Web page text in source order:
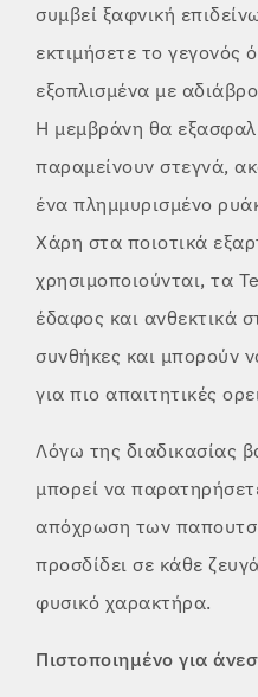
συμβεί ξαφνική
εκτιμήσετε το γεγονός
εξοπλισμένα με
Η μεμβράνη θα
παραμείνουν στεγνά,
ένα πλημμυρισμένο
Χάρη στα ποιοτικά
χρησιμοποιούνται, τα
έδαφος και ανθεκτικά
συνθήκες και μπορούν
για πιο απαιτητικές
Λόγω της διαδικασίας
μπορεί να
απόχρωση των
προσδίδει σε κάθε
φυσικό χαρακτήρα.
Πιστοποιημένο για